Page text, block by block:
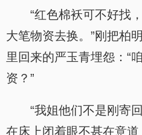
“红色棉袄可不好找
大笔物资去换。”刚把柏
里回来的严玉青埋怨：“
资？”
“我姐他们不是刚寄
在床上闭着眼不甚在意